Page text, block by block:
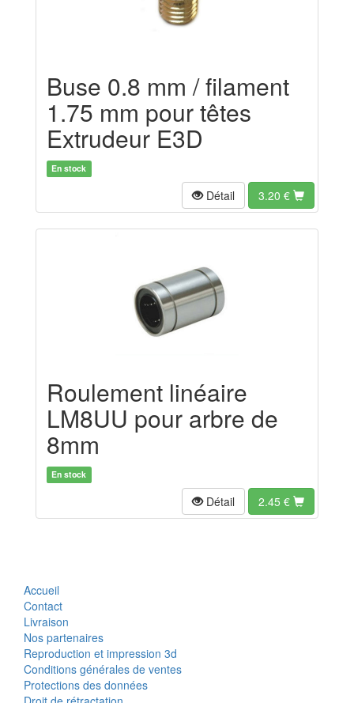
Buse 0.8 mm / filament
1.75 mm pour têtes
Extrudeur E3D
En stock
Détail 3.20 €
Roulement linéaire
LM8UU pour arbre de
8mm
En stock
Détail 2.45 €
Accueil
Contact
Livraison
Nos partenaires
Reproduction et impression 3d
Conditions générales de ventes
Protections des données